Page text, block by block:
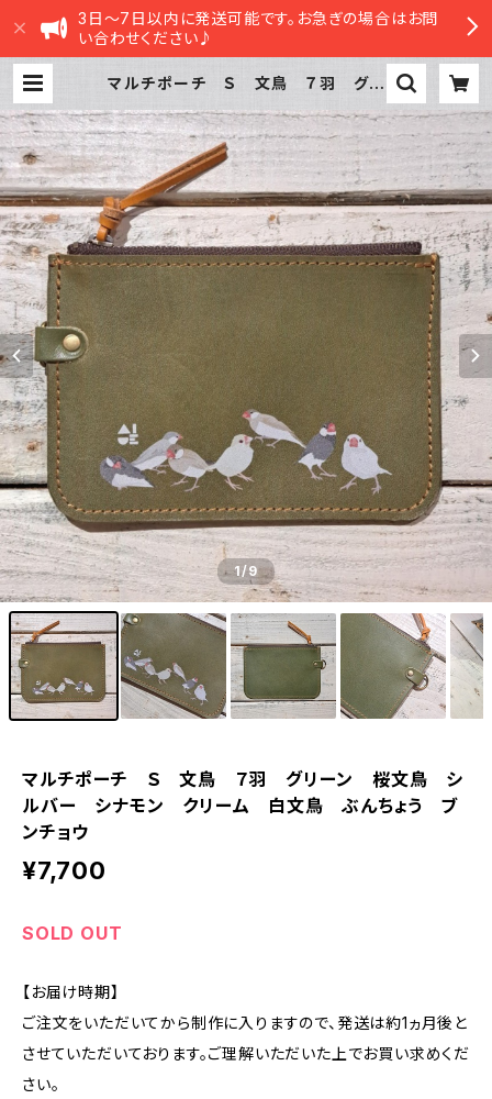
3日～7日以内に発送可能です。お急ぎの場合はお問
い合わせください♪
マルチポーチ Ｓ 文鳥 ７羽 グリ
ン クリーム 白文鳥 ぶんちょう
ブンチョウ | sasatte STORE|ささ
ってストア
1/9
マルチポーチ Ｓ 文鳥 ７羽 グリーン 桜文鳥 シ
ルバー シナモン クリーム 白文鳥 ぶんちょう ブ
ンチョウ
¥7,700
SOLD OUT
【お届け時期】
ご注文をいただいてから制作に入りますので、発送は約1ヵ月後と
させていただいております。ご理解いただいた上でお買い求めくだ
さい。